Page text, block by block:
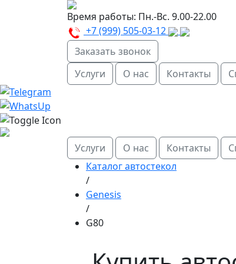
Время работы: Пн.-Вс. 9.00-22.00
+7 (999) 505-03-12
Заказать звонок
Услуги
О нас Контакты
Услуги О нас Контакты
Каталог автостекол
/
Genesis
/
G80